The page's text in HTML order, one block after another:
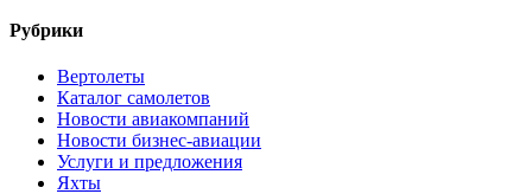
Рубрики
Вертолеты
Каталог самолетов
Новости авиакомпаний
Новости бизнес-авиации
Услуги и предложения
Яхты